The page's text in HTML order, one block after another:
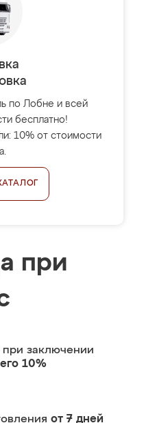
по Лобне и всей
бесплатно!
10% от стоимости
при
при заключении
10%
от 7 дней